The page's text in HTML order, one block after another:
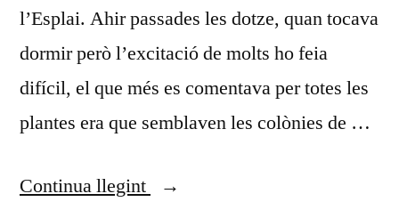
l’Esplai. Ahir passades les dotze, quan tocava
dormir però l’excitació de molts ho feia
difícil, el que més es comentava per totes les
plantes era que semblaven les colònies de …
Continua llegint
«Les